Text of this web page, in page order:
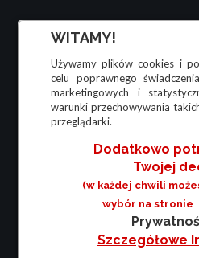
WITAMY!
Używamy plików cookies i
celu poprawnego
marketingowych i
warunki przechowywania
przeglądarki.
Dodatkowo
Twojej
(w każdej chwili
wybór na stronie
Szczegółowe